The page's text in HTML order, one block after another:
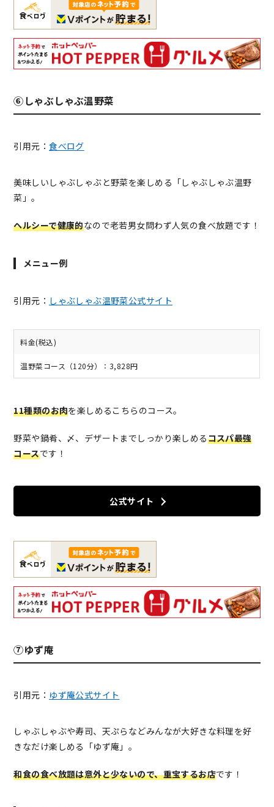
⑥しゃぶしゃぶ温野菜
引用元：食べログ
美味しいしゃぶしゃぶと野菜を楽しめる「しゃぶしゃぶ温野
菜」。
ヘルシーで健康的なので老若男女問わず人気の食べ放題です！
メニュー例
引用元： しゃぶしゃぶ温野菜公式サイト
料金(税込)
温野菜コース（120分）：3,828円
11種類のお肉を楽しめるこちらのコース。
野菜や鍋肴、〆、デザートまでしっかり楽しめるコスパ最強
コースです！
公式サイト
⑦ゆず庵
引用元： ゆず庵公式サイト
しゃぶしゃぶや寿司、天ぷらなどみんなが大好きな料理を好
きなだけ楽しめる「ゆず庵」。
和食の食べ放題は意外と少ないので、重宝するお店です！